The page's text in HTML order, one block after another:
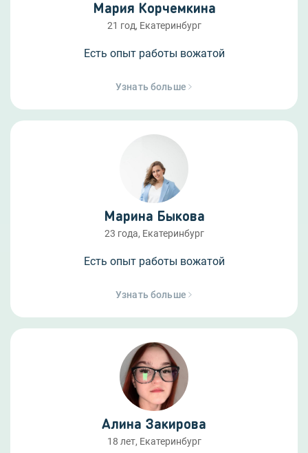
Мария Корчемкина
21 год, Екатеринбург
Есть опыт работы вожатой
Узнать больше
Марина Быкова
23 года, Екатеринбург
Есть опыт работы вожатой
Узнать больше
Алина Закирова
18 лет, Екатеринбург